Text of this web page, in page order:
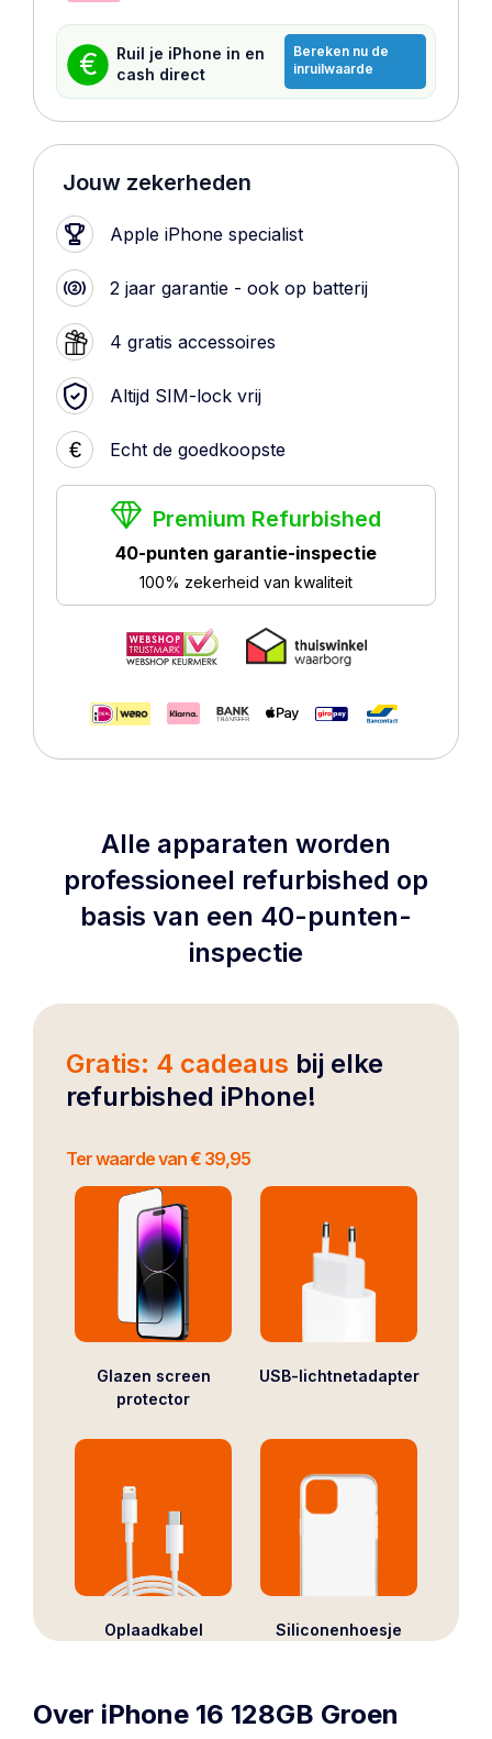
€
Ruil je iPhone in en
cash direct
Bereken nu de
inruilwaarde
Jouw zekerheden
Apple iPhone specialist
2 jaar garantie - ook op batterij
4 gratis accessoires
Altijd SIM-lock vrij
€ Echt de goedkoopste
Premium Refurbished
40-punten garantie-inspectie
100% zekerheid van kwaliteit
Alle apparaten worden
professioneel refurbished op
basis van een 40-punten-
inspectie
Gratis: 4 cadeaus bij elke
refurbished iPhone!
Ter waarde van € 39,95
Glazen screen
protector
USB-lichtnetadapter
Oplaadkabel Siliconenhoesje
Over iPhone 16 128GB Groen